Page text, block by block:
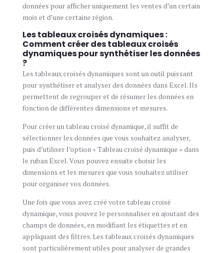
données pour afficher uniquement les ventes d’un certain
mois et d’une certaine région.
Les tableaux croisés dynamiques :
Comment créer des tableaux croisés
dynamiques pour synthétiser les données
?
Les tableaux croisés dynamiques sont un outil puissant
pour synthétiser et analyser des données dans Excel. Ils
permettent de regrouper et de résumer les données en
fonction de différentes dimensions et mesures.
Pour créer un tableau croisé dynamique, il suffit de
sélectionner les données que vous souhaitez analyser,
puis d’utiliser l’option « Tableau croisé dynamique » dans
le ruban Excel. Vous pouvez ensuite choisir les
dimensions et les mesures que vous souhaitez utiliser
pour organiser vos données.
Une fois que vous avez créé votre tableau croisé
dynamique, vous pouvez le personnaliser en ajoutant des
champs de données, en modifiant les étiquettes et en
appliquant des filtres. Les tableaux croisés dynamiques
sont particulièrement utiles pour analyser de grandes